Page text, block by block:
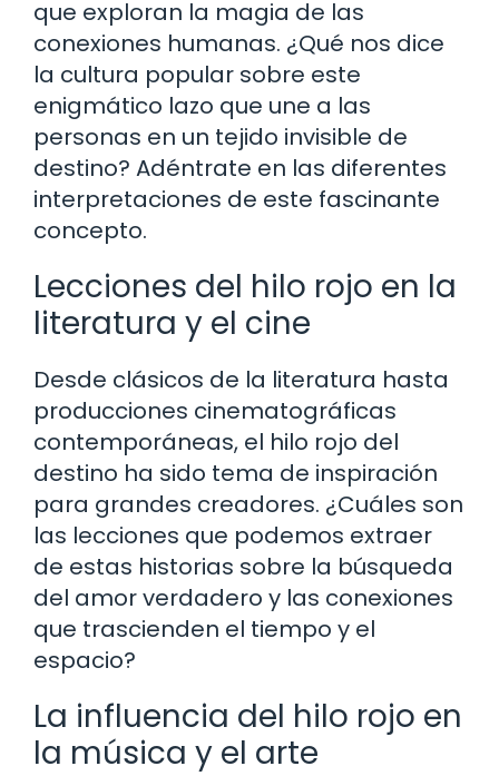
que exploran la magia de las
conexiones humanas. ¿Qué nos dice
la cultura popular sobre este
enigmático lazo que une a las
personas en un tejido invisible de
destino? Adéntrate en las diferentes
interpretaciones de este fascinante
concepto.
Lecciones del hilo rojo en la
literatura y el cine
Desde clásicos de la literatura hasta
producciones cinematográficas
contemporáneas, el hilo rojo del
destino ha sido tema de inspiración
para grandes creadores. ¿Cuáles son
las lecciones que podemos extraer
de estas historias sobre la búsqueda
del amor verdadero y las conexiones
que trascienden el tiempo y el
espacio?
La influencia del hilo rojo en
la música y el arte